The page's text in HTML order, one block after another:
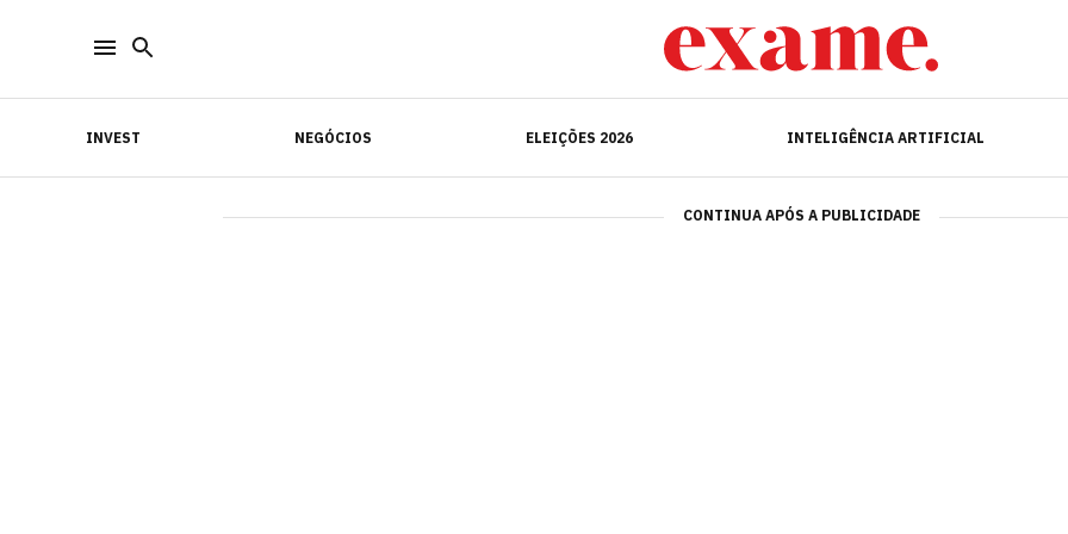
INVEST NEGÓCIOS ELEIÇÕES 2026 INTELIGÊNCIA ARTIFICIAL
INVEST INTELIGÊNCIA ARTIFICIAL
CONTINUA APÓS A PUBLICIDADE